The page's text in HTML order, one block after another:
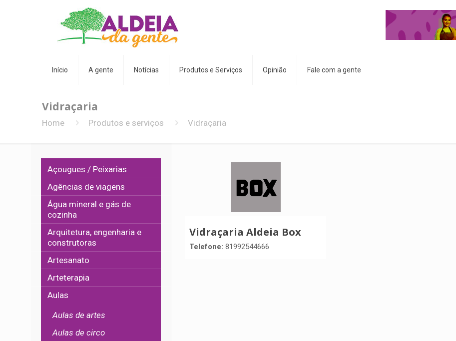
Início A gente Notícias Produtos e Serviços Opinião Fale com a gente
Vidraçaria
Home Produtos e serviços Vidraçaria
Vidraçaria Aldeia Box
Telefone: 81992544666
Açougues / Peixarias
Agências de viagens
Água mineral e gás de
cozinha
Arquitetura, engenharia e
construtoras
Artesanato
Arteterapia
Aulas
Aulas de artes
Aulas de circo